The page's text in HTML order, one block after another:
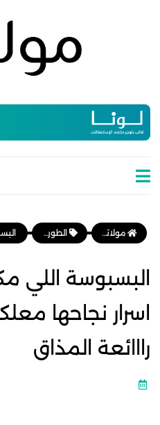
مولاتي موقع نسائي مغربي يهتم بالمرأة المغربية، وأخبار الأسرة و المجتمع الطورطات والكيك البسبوسة اللي مكتخطانيش مع اسرار نجاحها
البسبوسة اللي
اسرار نجاحها
رااائعة المذاق